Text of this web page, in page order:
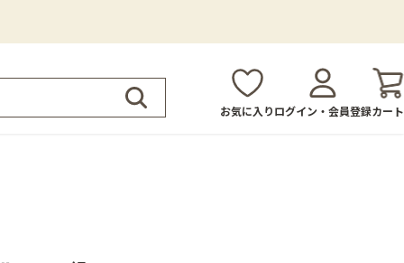
お気に入りログイン・会員登録カート